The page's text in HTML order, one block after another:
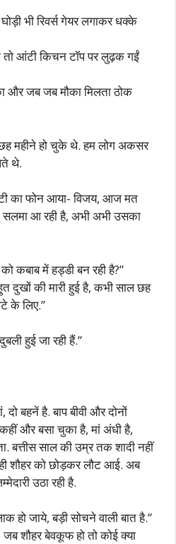
भी रिवर्स गेयर लगाकर धक्के
तो आंटी किचन टॉप पर लुढ़क गईं
और जब जब मौका मिलता ठोक
महीने हो चुके थे. हम लोग अकसर
थे.
का फोन आया- विजय, आज मत
आ रही है, अभी अभी उसका
कबाब में हड्डी बन रही है?”
दुखों की मारी हुई है, कभी साल छह
के लिए.”
हुई जा रही हैं.”
बहनें है. बाप बीवी और दोनों
और बसा चुका है, मां अंधी है,
बत्तीस साल की उम्र तक शादी नहीं
शौहर को छोड़कर लौट आई. अब
उठा रही है.
हो जाये, बड़ी सोचने वाली बात है.”
जब शौहर बेवकूफ हो तो कोई क्या